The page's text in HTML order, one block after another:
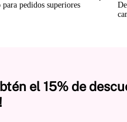
pedidos superiores
el 15% de